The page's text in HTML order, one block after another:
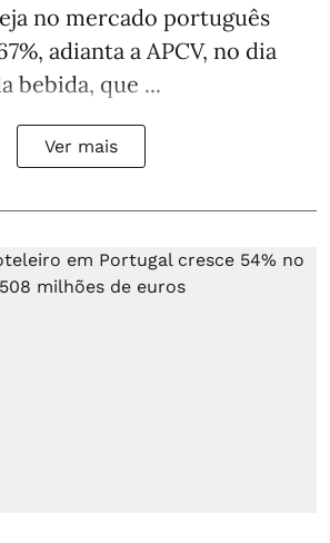
no mercado português
adianta a APCV, no dia
bebida, que ...
Ver mais